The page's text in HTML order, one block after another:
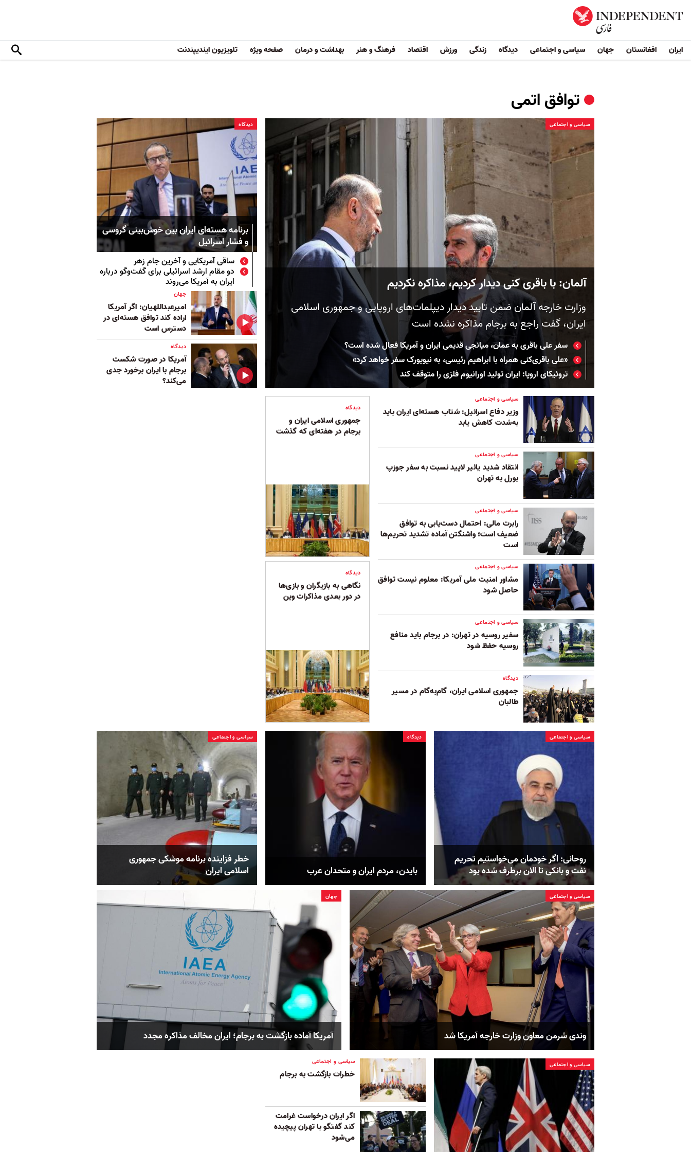
ایران افغانستان جهان سیاسی و اجتماعی دیدگاه زندگی ورزش اقتصاد فرهنگ و هنر بهداشت و درمان صفحه ویژه تلویزیون ایندیپندنت
توافق اتمی
سیاسی و اجتماعی
آلمان: با باقری کنی دیدار کردیم، مذاکره نکردیم
وزارت خارجه آلمان ضمن تایید دیدار دیپلمات‌های اروپایی و جمهوری اسلامی
ایران، گفت راجع به برجام مذاکره نشده است
سفر علی باقری به عمان، میانجی قدیمی ایران و آمریکا فعال شده است؟
«علی باقری‌کنی همراه با ابراهیم رئیسی، به نیویورک سفر خواهد کرد»
تروئیکای اروپا: ایران تولید اورانیوم فلزی را متوقف کند
دیدگاه
برنامه هسته‌ای ایران بین خوش‌بینی گروسی
و فشار اسرائیل
ساقی آمریکایی و آخرین جام زهر
دو مقام ارشد اسرائیلی برای گفت‌وگو درباره
ایران به‌ آمریکا می‌روند
جهان
امیرعبداللهیان: اگر آمریکا
اراده کند توافق هسته‌ای در
دسترس است
دیدگاه
آمریکا در صورت شکست
برجام با ایران برخورد جدی
می‌کند؟
سیاسی و اجتماعی
وزیر دفاع اسرائیل: شتاب هسته‌ای ایران باید
به‌شدت کاهش یابد
سیاسی و اجتماعی
انتقاد شدید یائیر لاپید نسبت به سفر جوزپ
بورل به تهران
سیاسی و اجتماعی
رابرت مالی: احتمال دست‌یابی به توافق
ضعیف است؛ واشنگتن آماده تشدید تحریم‌ها
است
سیاسی و اجتماعی
مشاور امنیت ملی آمریکا: معلوم نیست توافق
حاصل شود
سیاسی و اجتماعی
سفیر روسیه در تهران: در برجام باید منافع
روسیه حفظ شود
دیدگاه
جمهوری اسلامی ایران، گام‌به‌گام در مسیر
طالبان
دیدگاه
جمهوری اسلامی ایران و
برجام در هفته‌ای که گذشت
دیدگاه
نگاهی به بازیگران و بازی‌ها
در دور بعدی مذاکرات وین
سیاسی و اجتماعی
روحانی: اگر خودمان می‌خواستیم تحریم
نفت و بانکی تا الان برطرف شده بود
دیدگاه
بایدن، مردم ایران و متحدان عرب
سیاسی و اجتماعی
خطر فزاینده برنامه موشکی جمهوری
اسلامی ایران
سیاسی و اجتماعی
وندی شرمن معاون وزارت خارجه آمریکا شد
جهان
آمریکا آماده بازگشت به برجام؛ ایران مخالف مذاکره مجدد
سیاسی و اجتماعی سیاسی و اجتماعی
خطرات بازگشت به برجام
اگر ایران درخواست غرامت
کند گفتگو با تهران پیچیده
می‌شود